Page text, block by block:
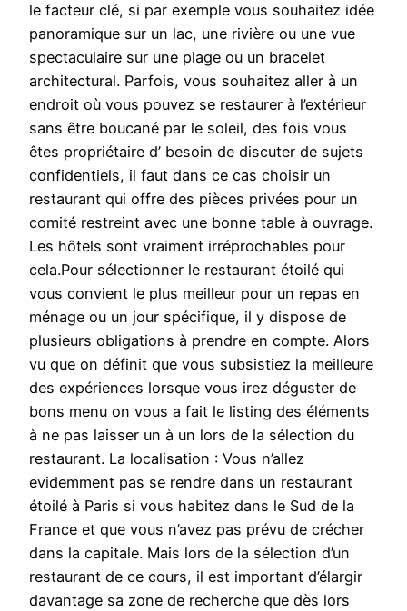
le facteur clé, si par exemple vous souhaitez idée
panoramique sur un lac, une rivière ou une vue
spectaculaire sur une plage ou un bracelet
architectural. Parfois, vous souhaitez aller à un
endroit où vous pouvez se restaurer à l’extérieur
sans être boucané par le soleil, des fois vous
êtes propriétaire d’ besoin de discuter de sujets
confidentiels, il faut dans ce cas choisir un
restaurant qui offre des pièces privées pour un
comité restreint avec une bonne table à ouvrage.
Les hôtels sont vraiment irréprochables pour
cela.Pour sélectionner le restaurant étoilé qui
vous convient le plus meilleur pour un repas en
ménage ou un jour spécifique, il y dispose de
plusieurs obligations à prendre en compte. Alors
vu que on définit que vous subsistiez la meilleure
des expériences lorsque vous irez déguster de
bons menu on vous a fait le listing des éléments
à ne pas laisser un à un lors de la sélection du
restaurant. La localisation : Vous n’allez
evidemment pas se rendre dans un restaurant
étoilé à Paris si vous habitez dans le Sud de la
France et que vous n’avez pas prévu de crécher
dans la capitale. Mais lors de la sélection d’un
restaurant de ce cours, il est important d’élargir
davantage sa zone de recherche que dès lors